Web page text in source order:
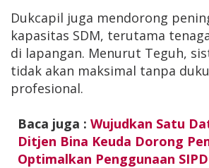
Dukcapil juga mendorong
kapasitas SDM, terutama
di lapangan. Menurut Teguh,
tidak akan maksimal tanpa
profesional.
Baca juga : Wujudkan Satu
Ditjen Bina Keuda Dorong
Optimalkan Penggunaan